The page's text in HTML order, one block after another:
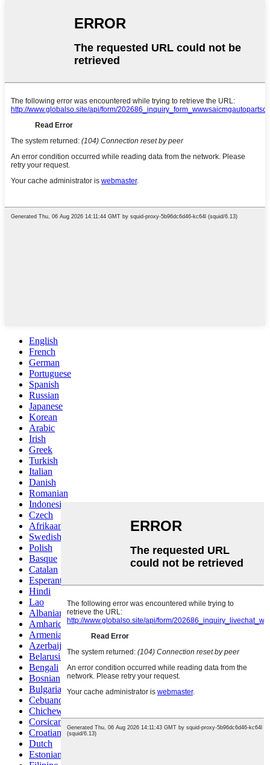
English
French
German
Portuguese
Spanish
Russian
Japanese
Korean
Arabic
Irish
Greek
Turkish
Italian
Danish
Romanian
Indonesian
Czech
Afrikaans
Swedish
Polish
Basque
Catalan
Esperanto
Hindi
Lao
Albanian
Amharic
Armenian
Azerbaijani
Belarusian
Bengali
Bosnian
Bulgarian
Cebuano
Chichewa
Corsican
Croatian
Dutch
Estonian